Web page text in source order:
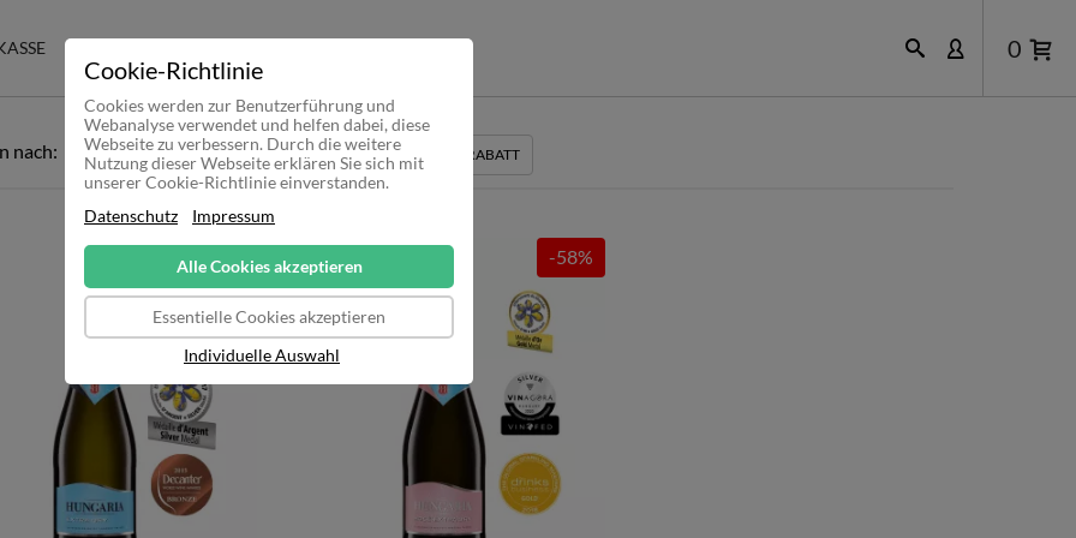
Cookie-Richtlinie
Cookies werden zur Benutzerführung und
Webanalyse verwendet und helfen dabei, diese
Webseite zu verbessern. Durch die weitere
Nutzung dieser Webseite erklären Sie sich mit
unserer Cookie-Richtlinie einverstanden.
Datenschutz
Impressum
Alle Cookies akzeptieren
Essentielle Cookies akzeptieren
Individuelle Auswahl
0
nach: EMPFEHLUNG PREIS MENGE NAME RABATT
Ausverkauft -58%